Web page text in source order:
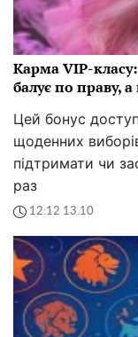
Карма VIP-класу:
балує по праву,
Цей бонус
щоденних
підтримати чи
раз
12:12 13.10